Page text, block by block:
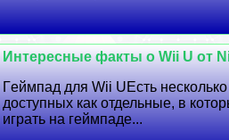
Интересные факты о Wii U от
Гeймпад для Wii UЕсть несколько
доступных как отдельные, в
играть на гeймпаде...